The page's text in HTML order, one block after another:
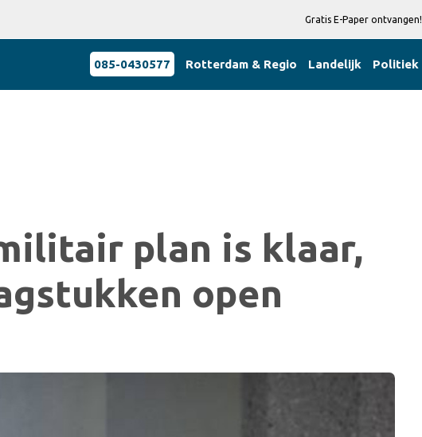
Gratis E-Paper ontvangen!
085-0430577 Rotterdam & Regio Landelijk Politiek
plan is klaar,
open